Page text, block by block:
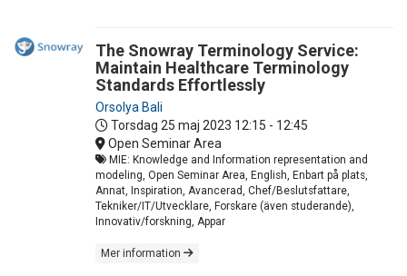
The Snowray Terminology Service:
Maintain Healthcare Terminology
Standards Effortlessly
Orsolya Bali
Torsdag 25 maj 2023 12:15 - 12:45
Open Seminar Area
MIE: Knowledge and Information representation and
modeling, Open Seminar Area, English, Enbart på plats,
Annat, Inspiration, Avancerad, Chef/Beslutsfattare,
Tekniker/IT/Utvecklare, Forskare (även studerande),
Innovativ/forskning, Appar
Mer information